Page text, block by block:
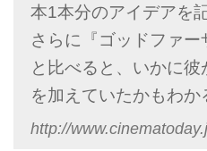
本1本分のアイデアを
さらに『ゴッドファ
と比べると、いかに
を加えていたかもわか
http://